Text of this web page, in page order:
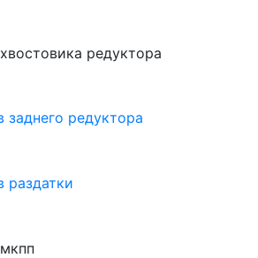
редуктора
заднего редуктора
раздатки